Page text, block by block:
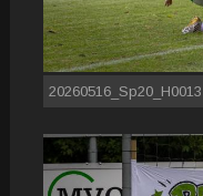
20260516_Sp20_H0013